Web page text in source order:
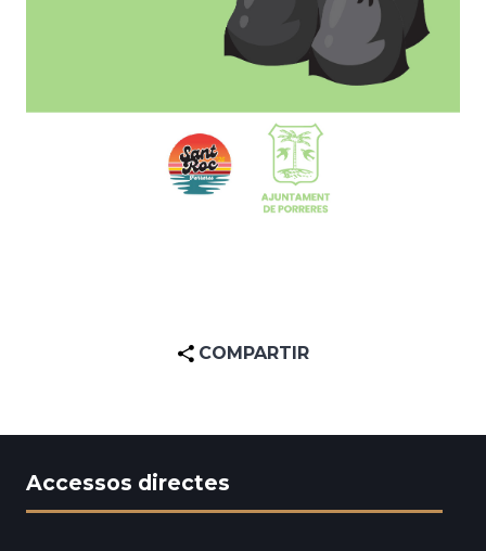
COMPARTIR
Accessos directes